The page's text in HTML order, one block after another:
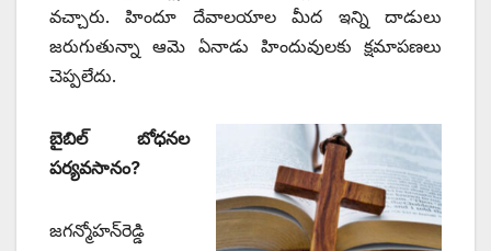
వచ్చారు. హిందూ దేవాలయాల మీద ఇన్ని దాడులు
జరుగుతున్నా ఆమె ఏనాడు హిందువులకు క్షమాపణలు
చెప్పలేదు.
బైబిల్‌ ‌బోధనల
పర్యవసానం?
జగన్మోహన్‌రెడ్డి